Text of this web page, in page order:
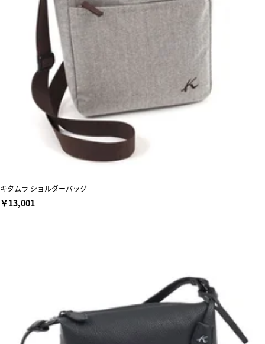
キタムラ ショルダーバッグ
￥13,001